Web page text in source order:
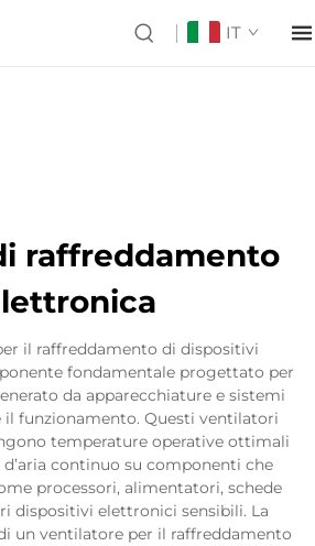
IT
raffreddamento
il raffreddamento di dispositivi
fondamentale progettato per
da apparecchiature e sistemi
funzionamento. Questi ventilatori
temperature operative ottimali
continuo su componenti che
processori, alimentatori, schede
dispositivi elettronici sensibili. La
un ventilatore per il raffreddamento